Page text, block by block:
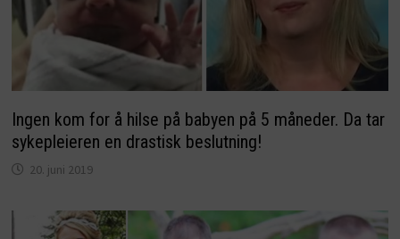
Ingen kom for å hilse på babyen på 5 måneder. Da tar
sykepleieren en drastisk beslutning!
20. juni 2019